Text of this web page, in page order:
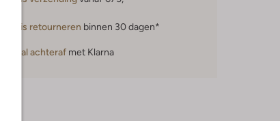
Gratis retourneren binnen 30 dagen*
Betaal achteraf met Klarna